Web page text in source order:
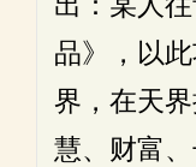
品》，以
界，在天
慧、财富